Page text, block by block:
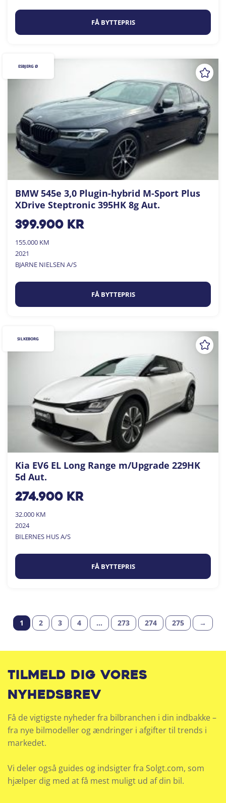
FÅ BYTTEPRIS
BMW 545e 3,0 Plugin-hybrid M-Sport Plus
XDrive Steptronic 395HK 8g Aut.
399.900kr
155.000 KM
2021
BJARNE NIELSEN A/S
FÅ BYTTEPRIS
ESBJERG Ø
Kia EV6 EL Long Range m/Upgrade 229HK
5d Aut.
274.900kr
32.000 KM
2024
BILERNES HUS A/S
FÅ BYTTEPRIS
SILKEBORG
1 2 3 4 … 273 274 275 →
Tilmeld dig vores
nyhedsbrev
Få de vigtigste nyheder fra bilbranchen i din indbakke –
fra nye bilmodeller og ændringer i afgifter til trends i
markedet.
Vi deler også guides og indsigter fra Solgt.com, som
hjælper dig med at få mest muligt ud af din bil.